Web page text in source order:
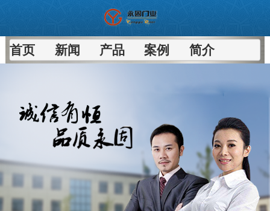
首页 新闻 产品 案例 简介